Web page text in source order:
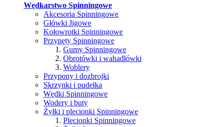
Wędkarstwo Spinningowe
Akcesoria Spinningowe
Główki Jigowe
Kołowrotki Spinningowe
Przynęty Spinningowe
Gumy Spinningowe
Obrotówki i wahadłówki
Woblery
Przypony i dozbrojki
Skrzynki i pudełka
Wędki Spinningowe
Wodery i buty
Żyłki i plecionki Spinningowe
Plecionki Spinningowe